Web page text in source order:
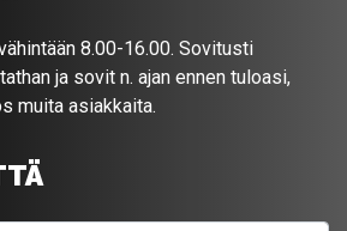
8.00-16.00. Sovitusti
ja sovit n. ajan ennen tuloasi,
muita asiakkaita.